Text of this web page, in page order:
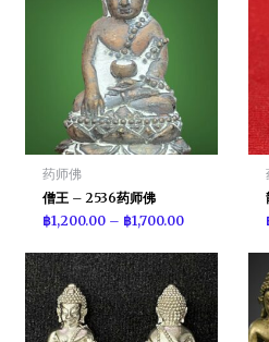
药师佛
僧王 – 2536药师佛
฿1,200.00 – ฿1,700.00